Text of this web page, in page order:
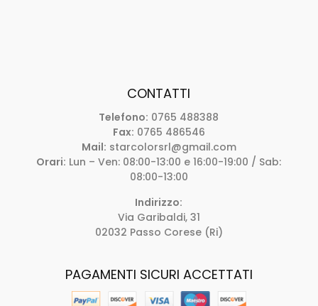
CONTATTI
Telefono: 0765 488388
Fax: 0765 486546
Mail: starcolorsrl@gmail.com
Orari: Lun – Ven: 08:00-13:00 e 16:00-19:00 / Sab:
08:00-13:00
Indirizzo:
Via Garibaldi, 31
02032 Passo Corese (Ri)
PAGAMENTI SICURI ACCETTATI